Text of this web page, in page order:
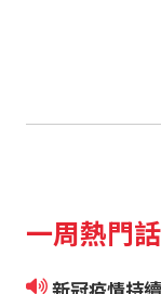
一周熱門